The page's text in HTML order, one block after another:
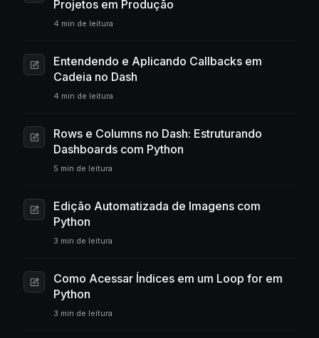
Projetos em Produção
4 min de leitura
Entendendo e Aplicando Callbacks em
Cadeia no Dash
4 min de leitura
Rows e Columns no Dash: Estruturando
Dashboards com Python
5 min de leitura
Edição Automatizada de Imagens com
Python
3 min de leitura
Como Acessar Índices em um Loop for em
Python
3 min de leitura